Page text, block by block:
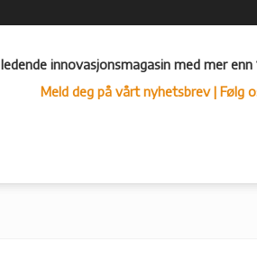
innovasjonsmagasin med mer enn
Meld deg på vårt nyhetsbrev| Følg